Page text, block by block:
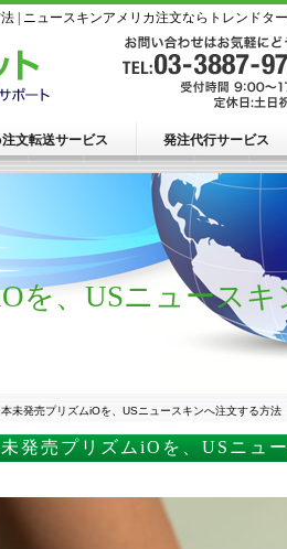
| ニュースキンアメリカ注文ならトレンドタ
文転送サービス 発注代行サービス
を、USニュース
本未発売プリズムiOを、USニュースキンへ注文する方法
未発売プリズムiOを、USニュ